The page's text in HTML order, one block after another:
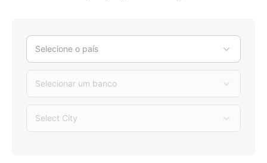
Selecione o país
Selecionar um banco
Select City